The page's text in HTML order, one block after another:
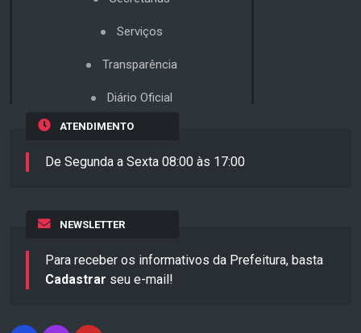
Serviços
Transparência
Diário Oficial
ATENDIMENTO
De Segunda a Sexta 08:00 às 17:00
NEWSLETTER
Para receber os informativos da Prefeitura, basta
Cadastrar seu e-mail!